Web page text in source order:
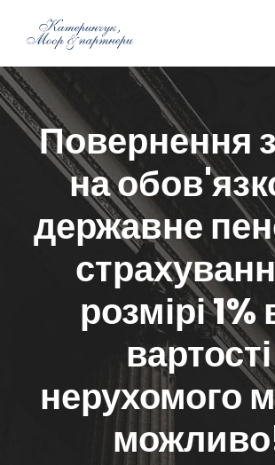
Повернення
на
державне
розмірі 1%
вартості
нерухомого